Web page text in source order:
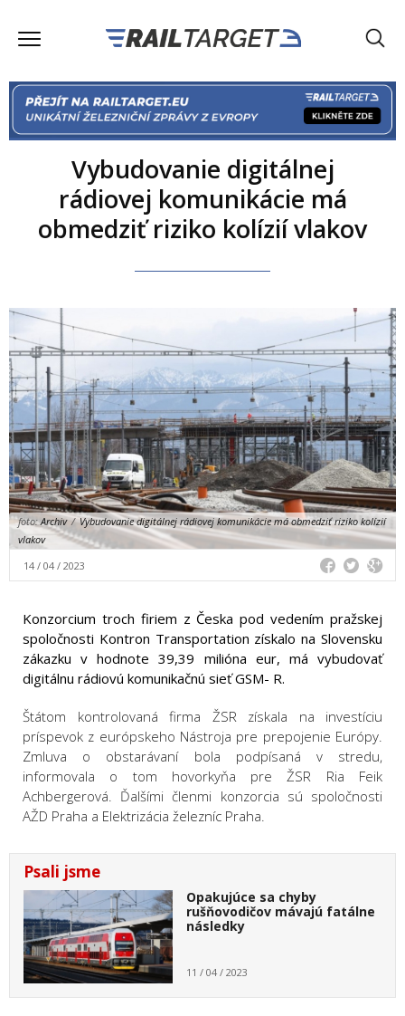
Vybudovanie digitálnej
rádiovej komunikácie má
obmedziť riziko kolízií vlakov
foto:Archiv / Vybudovanie digitálnej rádiovej komunikácie má obmedziť riziko kolízií
vlakov
14 / 04 / 2023
Konzorcium troch firiem z Česka pod vedením pražskej
spoločnosti Kontron Transportation získalo na Slovensku
zákazku v hodnote 39,39 milióna eur, má vybudovať
digitálnu rádiovú komunikačnú sieť GSM- R.
Štátom kontrolovaná firma ŽSR získala na investíciu
príspevok z európskeho Nástroja pre prepojenie Európy.
Zmluva o obstarávaní bola podpísaná v stredu,
informovala o tom hovorkyňa pre ŽSR Ria Feik
Achbergerová. Ďalšími členmi konzorcia sú spoločnosti
AŽD Praha a Elektrizácia železníc Praha.
Psali jsme
Opakujúce sa chyby
rušňovodičov mávajú fatálne
následky
11 / 04 / 2023